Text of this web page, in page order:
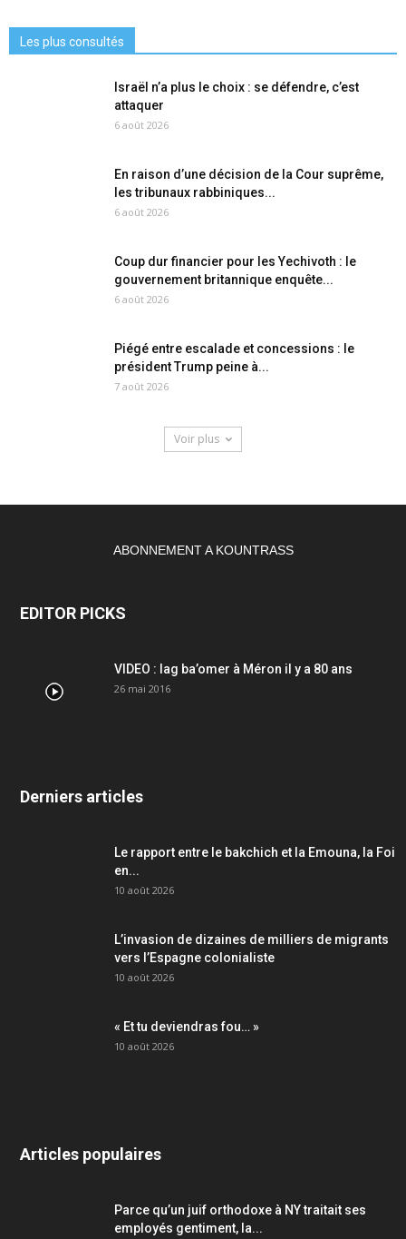
Les plus consultés
Israël n’a plus le choix : se défendre, c’est
attaquer
6 août 2026
En raison d’une décision de la Cour suprême,
les tribunaux rabbiniques...
6 août 2026
Coup dur financier pour les Yechivoth : le
gouvernement britannique enquête...
6 août 2026
Piégé entre escalade et concessions : le
président Trump peine à...
7 août 2026
Voir plus
ABONNEMENT A KOUNTRASS
EDITOR PICKS
VIDEO : lag ba’omer à Méron il y a 80 ans
26 mai 2016
Derniers articles
Le rapport entre le bakchich et la Emouna, la Foi
en...
10 août 2026
L’invasion de dizaines de milliers de migrants
vers l’Espagne colonialiste
10 août 2026
« Et tu deviendras fou… »
10 août 2026
Articles populaires
Parce qu’un juif orthodoxe à NY traitait ses
employés gentiment, la...